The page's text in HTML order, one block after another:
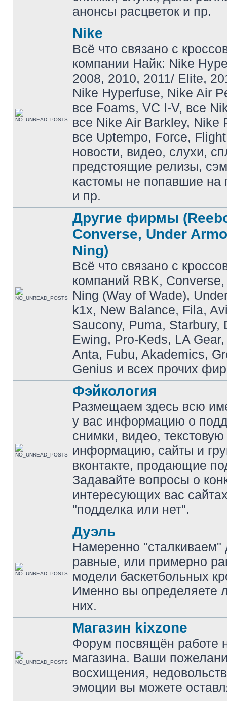
анонсы расцветок и пр.
Nike
Всё что связано с
компании Найк: Nike
2008, 2010, 2011/ Elite,
Nike Hyperfuse, Nike Air
все Foams, VC I-V, все
все Nike Air Barkley, Nike
все Uptempo, Force,
новости, видео, слухи,
предстоящие релизы,
кастомы не попавшие на
и пр.
Другие фирмы
Converse, Under
Ning)
Всё что связано с
компаний RBK,
Ning (Way of Wade),
k1x, New Balance, Fila,
Saucony, Puma, Starbury,
Ewing, Pro-Keds, LA
Anta, Fubu, Akademics,
Genius и всех прочих
Фэйкология
Размещаем здесь всю
у вас информацию о
снимки, видео, текстовую
информацию, сайты и
вконтакте, продающие
Задавайте вопросы о
интересующих вас
"подделка или нет".
Дуэль
Намеренно "сталкиваем"
равные, или примерно
модели баскетбольных
Именно вы определяете
них.
Магазин kixzone
Форум посвящён работе
магазина. Ваши
восхищения,
эмоции вы можете